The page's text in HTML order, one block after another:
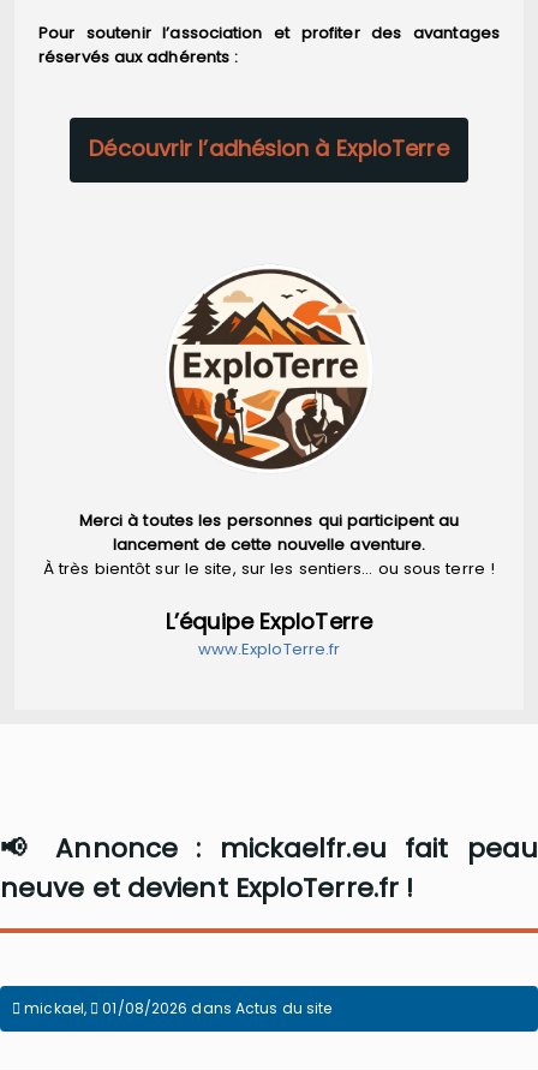
Pour soutenir l’association et profiter des avantages
réservés aux adhérents :
Découvrir l’adhésion à ExploTerre
Merci à toutes les personnes qui participent au
lancement de cette nouvelle aventure.
À très bientôt sur le site, sur les sentiers… ou sous terre !
L’équipe ExploTerre
www.ExploTerre.fr
📢 Annonce : mickaelfr.eu fait peau
neuve et devient ExploTerre.fr !
mickael, 01/08/2026 dans Actus du site